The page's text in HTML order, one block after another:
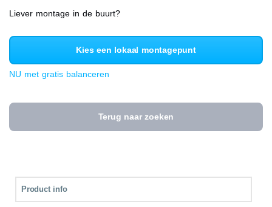
Liever montage in de buurt?
Kies een lokaal montagepunt
NU met gratis balanceren
Terug naar zoeken
Product info